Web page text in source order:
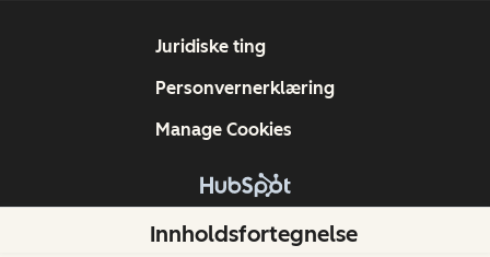
Innholdsfortegnelse
Copyright © 2026 HubSpot, Inc.
Juridiske ting
Personvernerklæring
Manage Cookies